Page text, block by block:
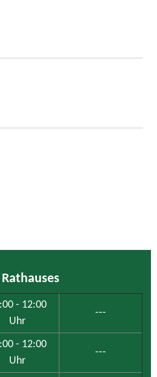
- 12:00
Uhr
---
- 12:00
Uhr
---